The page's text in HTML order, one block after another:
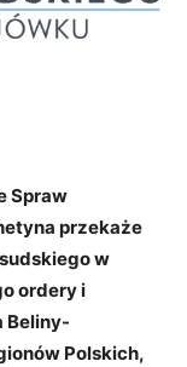
Spraw
przekaże
w
ordery i
Beliny-
Polskich,